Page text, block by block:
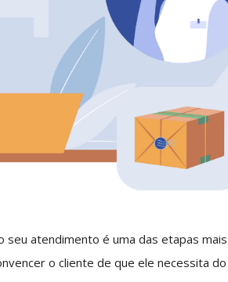
seu atendimento é uma das etapas
o cliente de que ele necessita